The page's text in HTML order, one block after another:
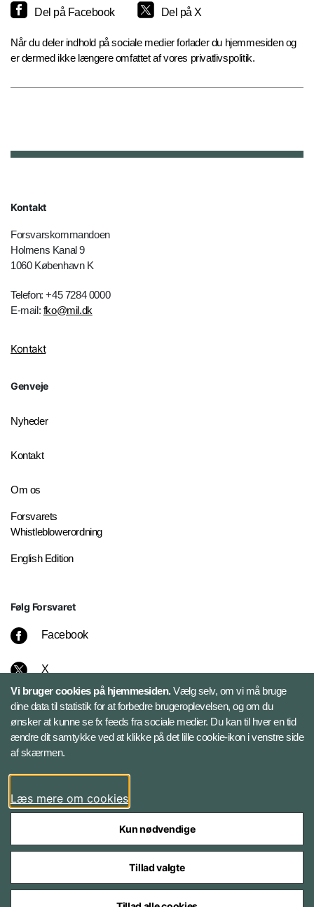
Del på Facebook Del på X
Når du deler indhold på sociale medier forlader du hjemmesiden og
er dermed ikke længere omfattet af vores privatlivspolitik.
Kontakt
Forsvarskommandoen
Holmens Kanal 9
1060 København K
Telefon: +45 7284 0000
E-mail: fko@mil.dk
Kontakt
Genveje
Nyheder
Kontakt
Om os
Forsvarets
Whistleblowerordning
English Edition
Følg Forsvaret
Facebook
X
Instagram
Bluesky
LinkedIn
Styrelser og myndigheder under Forsvarsministeriet
Vi bruger cookies på hjemmesiden.Vælg selv, om vi må bruge
dine data til statistik for at forbedre brugeroplevelsen, og om du
ønsker at kunne se fx feeds fra sociale medier. Du kan til hver en tid
ændre dit samtykke ved at klikke på det lille cookie-ikon i venstre side
af skærmen.
Læs mere om cookies
Kun nødvendige
Tillad valgte